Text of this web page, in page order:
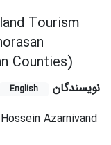
Tourism
Counties)
نویسندگان English
Hossein Azarnivand